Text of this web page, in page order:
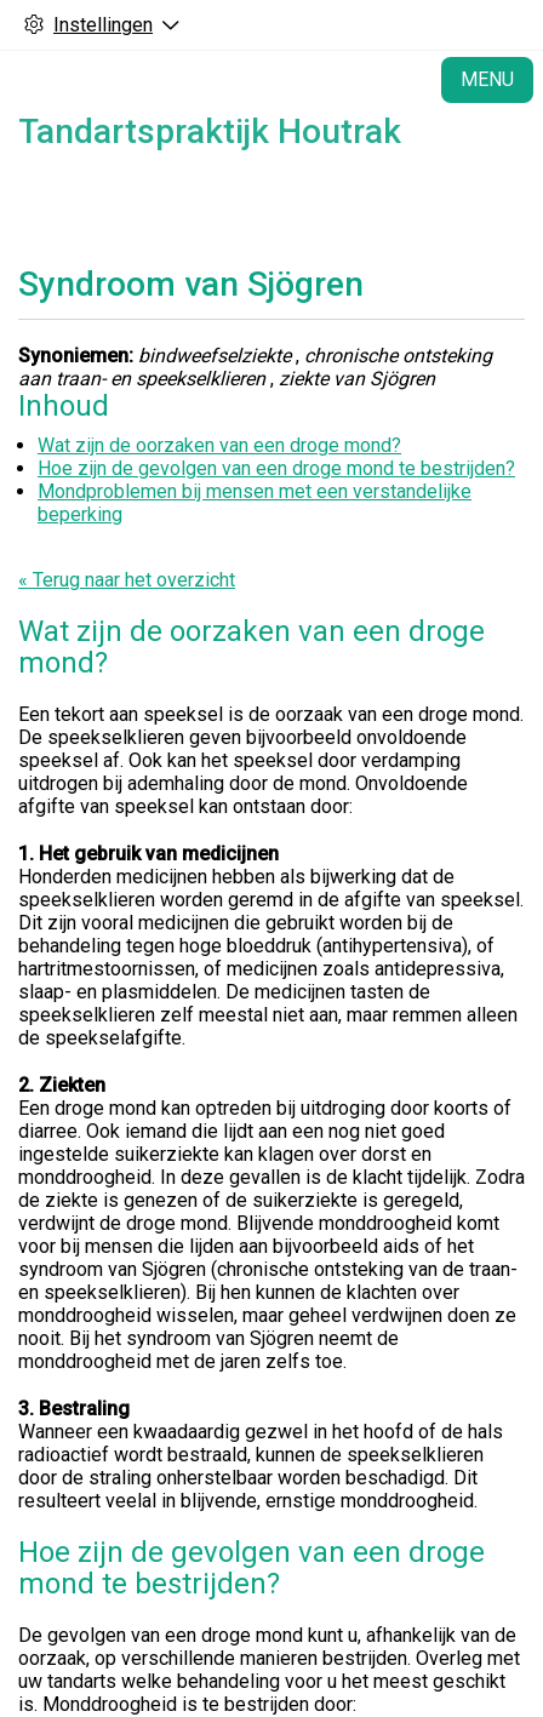
Instellingen
MENU
Tandartspraktijk Houtrak
Syndroom van Sjögren
Synoniemen: bindweefselziekte, chronische ontsteking
aan traan- en speekselklieren, ziekte van Sjögren
Inhoud
Wat zijn de oorzaken van een droge mond?
Hoe zijn de gevolgen van een droge mond te bestrijden?
Mondproblemen bij mensen met een verstandelijke
beperking
« Terug naar het overzicht
Wat zijn de oorzaken van een droge
mond?
Een tekort aan speeksel is de oorzaak van een droge mond.
De speekselklieren geven bijvoorbeeld onvoldoende
speeksel af. Ook kan het speeksel door verdamping
uitdrogen bij ademhaling door de mond. Onvoldoende
afgifte van speeksel kan ontstaan door:
1. Het gebruik van medicijnen
Honderden medicijnen hebben als bijwerking dat de
speekselklieren worden geremd in de afgifte van speeksel.
Dit zijn vooral medicijnen die gebruikt worden bij de
behandeling tegen hoge bloeddruk (antihypertensiva), of
hartritmestoornissen, of medicijnen zoals antidepressiva,
slaap- en plasmiddelen. De medicijnen tasten de
speekselklieren zelf meestal niet aan, maar remmen alleen
de speekselafgifte.
2. Ziekten
Een droge mond kan optreden bij uitdroging door koorts of
diarree. Ook iemand die lijdt aan een nog niet goed
ingestelde suikerziekte kan klagen over dorst en
monddroogheid. In deze gevallen is de klacht tijdelijk. Zodra
de ziekte is genezen of de suikerziekte is geregeld,
verdwijnt de droge mond. Blijvende monddroogheid komt
voor bij mensen die lijden aan bijvoorbeeld aids of het
syndroom van Sjögren (chronische ontsteking van de traan-
en speekselklieren). Bij hen kunnen de klachten over
monddroogheid wisselen, maar geheel verdwijnen doen ze
nooit. Bij het syndroom van Sjögren neemt de
monddroogheid met de jaren zelfs toe.
3. Bestraling
Wanneer een kwaadaardig gezwel in het hoofd of de hals
radioactief wordt bestraald, kunnen de speekselklieren
door de straling onherstelbaar worden beschadigd. Dit
resulteert veelal in blijvende, ernstige monddroogheid.
Hoe zijn de gevolgen van een droge
mond te bestrijden?
De gevolgen van een droge mond kunt u, afhankelijk van de
oorzaak, op verschillende manieren bestrijden. Overleg met
uw tandarts welke behandeling voor u het meest geschikt
is. Monddroogheid is te bestrijden door: